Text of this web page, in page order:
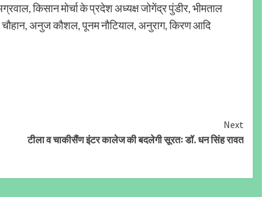
किसान मोर्चा के प्रदेश अध्यक्ष जोगेंद्र पुंडीर, भीमताल
चौहान, अनुज कौशल, पूनम नौटियाल, अनुराग, किरण आदि
Next
टीला व चाकीसैंण इंटर कालेज की बदलेगी सूरतः डॉ. धन सिंह रावत